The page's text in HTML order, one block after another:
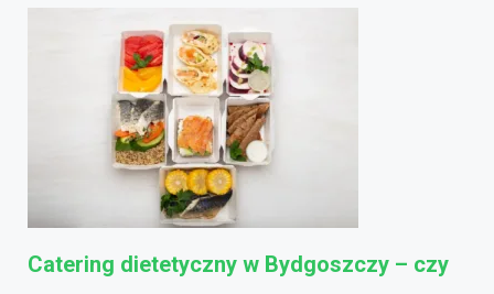
Catering dietetyczny w Bydgoszczy – czy